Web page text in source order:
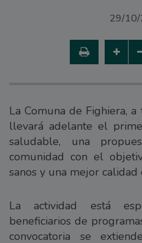
29/
La Comuna de Fighiera,
llevará adelante el
saludable, una
comunidad con el
sanos y una mejor calidad
La actividad está
beneficiarios de
convocatoria se